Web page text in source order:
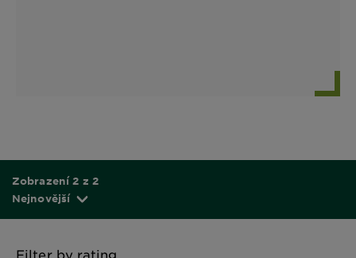
Zobrazení 2 z 2
Nejnovější
Filter by rating